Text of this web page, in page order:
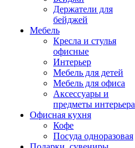
Держатели для
бейджей
Мебель
Кресла и стулья
офисные
Интерьер
Мебель для детей
Мебель для офиса
Аксессуары и
предметы интерьера
Офисная кухня
Кофе
Посуда одноразовая